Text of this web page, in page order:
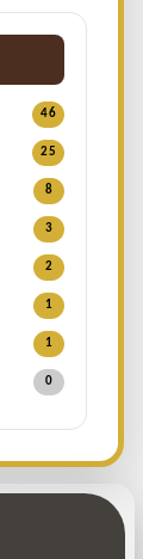
46
25
8
3
2
1
1
0